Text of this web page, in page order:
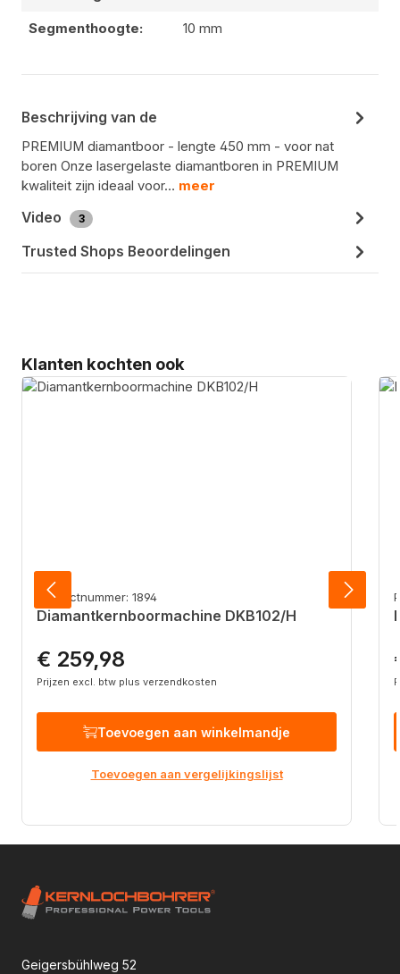
Segmenthoogte: 10 mm
Beschrijving van de
PREMIUM diamantboor - lengte 450 mm - voor nat
boren Onze lasergelaste diamantboren in PREMIUM
kwaliteit zijn ideaal voor… meer
Video 3
Trusted Shops Beoordelingen
Productgalerij overslaan
Klanten kochten ook
Productnummer: 1894
Diamantkernboormachine DKB102/H
Normale prijs:
€ 259,98
Prijzen excl. btw plus verzendkosten
Toevoegen aan winkelmandje
Toevoegen aan vergelijkingslijst
Geigersbühlweg 52